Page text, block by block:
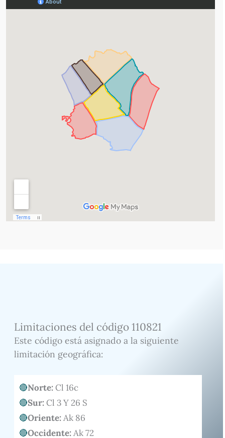
Limitaciones del código 110821
Este código está asignado a la siguiente
limitación geográfica:
Norte:Cl 16c
Sur:Cl 3 Y 26 S
Oriente:Ak 86
Occidente:Ak 72